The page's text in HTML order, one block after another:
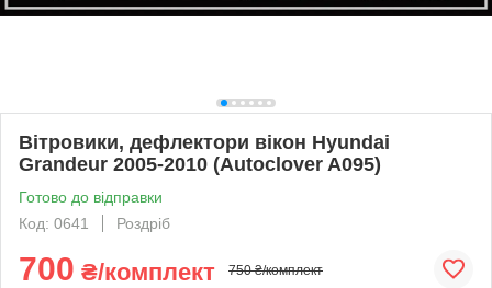
Вітровики, дефлектори вікон Hyundai
Grandeur 2005-2010 (Autoclover A095)
Готово до відправки
Код: 0641
Роздріб
700 ₴/комплект 750 ₴/комплект